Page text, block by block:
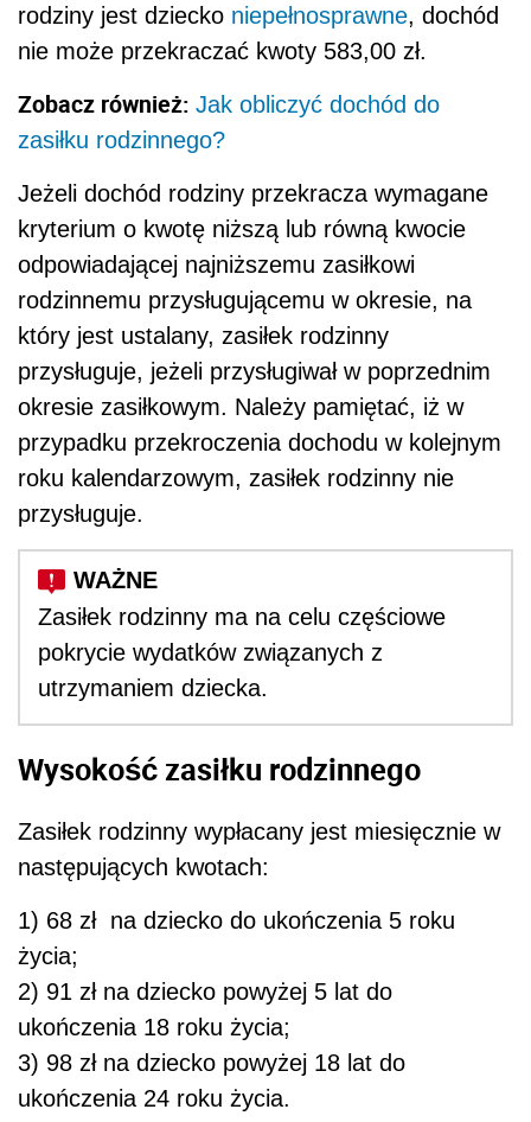
rodziny jest dziecko niepełnosprawne, dochód
nie może przekraczać kwoty 583,00 zł.
Zobacz również: Jak obliczyć dochód do
zasiłku rodzinnego?
Jeżeli dochód rodziny przekracza wymagane
kryterium o kwotę niższą lub równą kwocie
odpowiadającej najniższemu zasiłkowi
rodzinnemu przysługującemu w okresie, na
który jest ustalany, zasiłek rodzinny
przysługuje, jeżeli przysługiwał w poprzednim
okresie zasiłkowym. Należy pamiętać, iż w
przypadku przekroczenia dochodu w kolejnym
roku kalendarzowym, zasiłek rodzinny nie
przysługuje.
Zasiłek rodzinny ma na celu częściowe
pokrycie wydatków związanych z
utrzymaniem dziecka.
Wysokość zasiłku rodzinnego
Zasiłek rodzinny wypłacany jest miesięcznie w
następujących kwotach:
1) 68 zł na dziecko do ukończenia 5 roku
życia;
2) 91 zł na dziecko powyżej 5 lat do
ukończenia 18 roku życia;
3) 98 zł na dziecko powyżej 18 lat do
ukończenia 24 roku życia.